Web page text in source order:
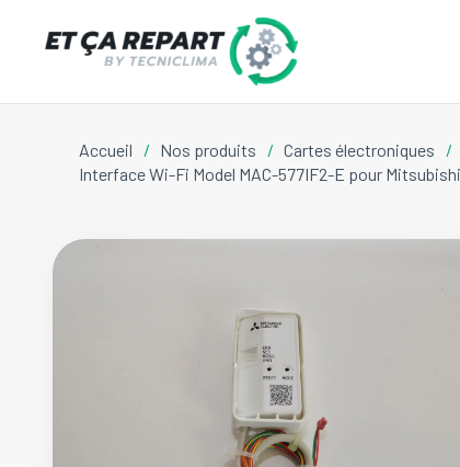
Accueil / Nos produits / Cartes électroniques
/
Interface Wi-Fi Model MAC-577IF2-E pour Mitsubishi